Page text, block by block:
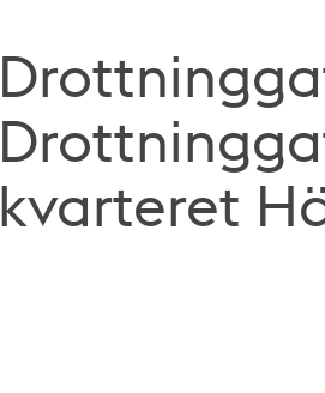
kvarteret